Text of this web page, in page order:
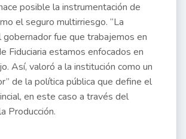
posible la instrumentación de
el seguro multirriesgo. “La
gobernador fue que trabajemos en
Fiduciaria estamos enfocados en
Así, valoró a la institución como un
de la política pública que define el
en este caso a través del
Producción.